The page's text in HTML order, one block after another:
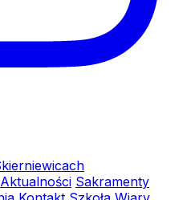
Aktualności Sakramenty